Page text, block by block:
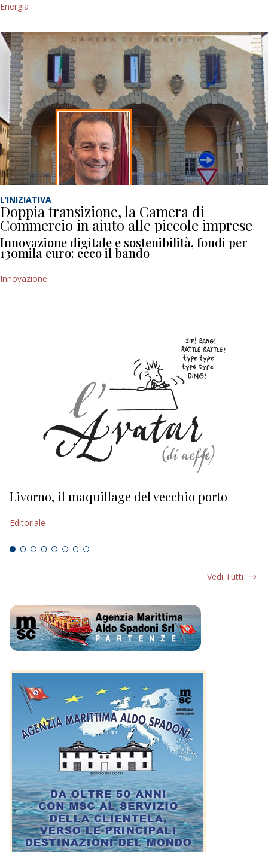
Energia
L’INIZIATIVA
Doppia transizione, la Camera di
Commercio in aiuto alle piccole imprese
Innovazione digitale e sostenibilità, fondi per
130mila euro: ecco il bando
Innovazione
Livorno, il maquillage del vecchio porto
Editoriale
Vedi Tutti